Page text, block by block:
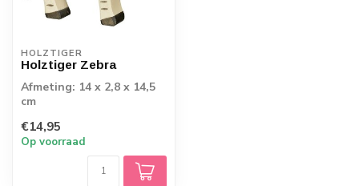
HOLZTIGER
Holztiger Zebra
Afmeting: 14 x 2,8 x 14,5
cm
€14,95
Op voorraad